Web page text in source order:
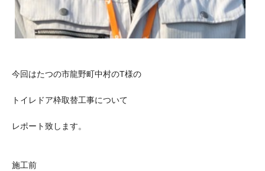
今回はたつの市龍野町中村のT様の
トイレドア枠取替工事について
レポート致します。
施工前